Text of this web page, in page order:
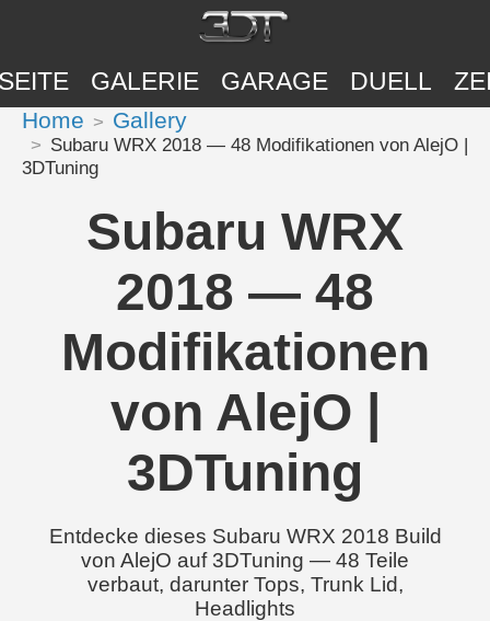
GALERIE GARAGE DUELL
Home Gallery
Subaru WRX 2018 — 48 Modifikationen von AlejO |
3DTuning
Subaru WRX
2018 — 48
Modifikationen
von AlejO |
3DTuning
Entdecke dieses Subaru WRX 2018 Build
von AlejO auf 3DTuning — 48 Teile
verbaut, darunter Tops, Trunk Lid,
Headlights